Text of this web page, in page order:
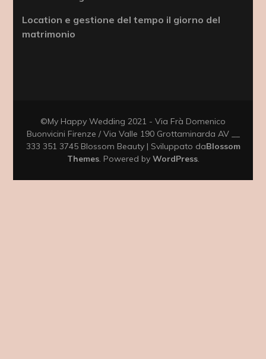
Location e gestione del tempo il giorno del
matrimonio
©My Happy Wedding 2021 - Via Frà Domenico
Buonvicini Firenze / Via Valle 190 Grottaminarda AV __
333 351 3745 Blossom Beauty | Sviluppato daBlossom
Themes. Powered by WordPress.